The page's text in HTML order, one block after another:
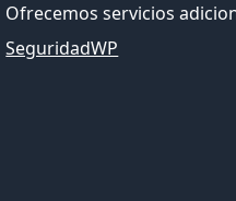
Ofrecemos servicios
SeguridadWP